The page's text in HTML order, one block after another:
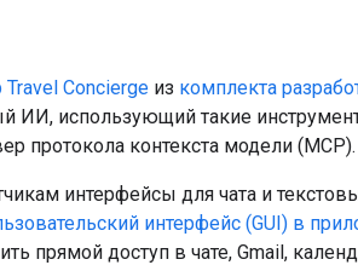
Concierge из комплекта
ИИ, использующий такие
протокола контекста модели (MCP).
интерфейсы для чата и
интерфейс (GUI) в
прямой доступ в чате, Gmail,